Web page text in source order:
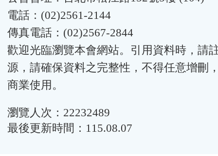
電話：(02)2561-2144
傳真電話：(02)2567-2844
歡迎光臨瀏覽本會網站。引用資料時，請
源，請確保資料之完整性，不得任意增刪
商業使用。
瀏覽人次：22232489
最後更新時間：115.08.07